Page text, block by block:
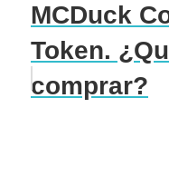
MCDuck
Token.
comprar?